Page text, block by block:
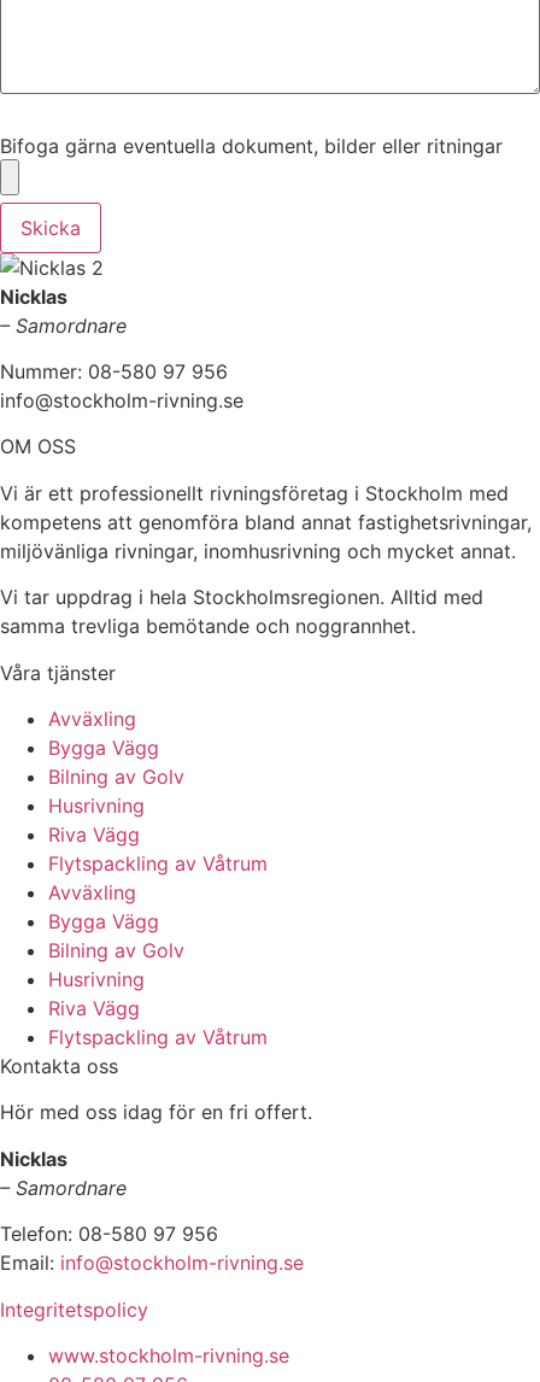
Bifoga gärna eventuella dokument, bilder eller ritningar
Skicka
Nicklas
– Samordnare
Nummer: 08-580 97 956
info@stockholm-rivning.se
OM OSS
Vi är ett professionellt rivningsföretag i Stockholm med
kompetens att genomföra bland annat fastighetsrivningar,
miljövänliga rivningar, inomhusrivning och mycket annat.
Vi tar uppdrag i hela Stockholmsregionen. Alltid med
samma trevliga bemötande och noggrannhet.
Våra tjänster
Avväxling
Bygga Vägg
Bilning av Golv
Husrivning
Riva Vägg
Flytspackling av Våtrum
Avväxling
Bygga Vägg
Bilning av Golv
Husrivning
Riva Vägg
Flytspackling av Våtrum
Kontakta oss
Hör med oss idag för en fri offert.
Nicklas
– Samordnare
Telefon: 08-580 97 956
Email: info@stockholm-rivning.se
Integritetspolicy
www.stockholm-rivning.se